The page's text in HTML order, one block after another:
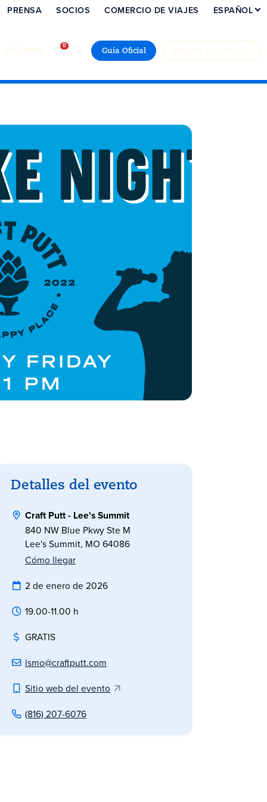
Guía Oficial
PRENSA SOCIOS COMERCIO DE VIAJES ESPAÑOL
Detalles del evento
Craft Putt - Lee's Summit
840 NW Blue Pkwy Ste M
Lee's Summit, MO 64086
Cómo llegar
2 de enero de 2026
19.00-11.00 h
GRATIS
lsmo@craftputt.com
Sitio web del evento
(816) 207-6076